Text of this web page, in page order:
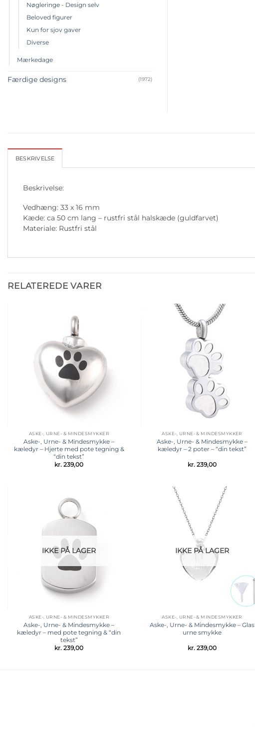
Nøgleringe - Design selv
Beloved figurer
Kun for sjov gaver
Diverse
Mærkedage
Færdige designs (1972)
BESKRIVELSE
Beskrivelse:
Vedhæng: 33 x 16 mm
Kæde: ca 50 cm lang – rustfri stål halskæde (guldfarvet)
Materiale: Rustfri stål
RELATEREDE VARER
ASKE-, URNE- & MINDESMYKKER
Aske-, Urne- & Mindesmykke –
kæledyr – Hjerte med pote tegning &
“din tekst”
kr. 239,00
ASKE-, URNE- & MINDESMYKKER
Aske-, Urne- & Mindesmykke –
kæledyr – 2 poter – “din tekst”
kr. 239,00
IKKE PÅ LAGER
ASKE-, URNE- & MINDESMYKKER
Aske-, Urne- & Mindesmykke –
kæledyr – med pote tegning & “din
tekst”
kr. 239,00
IKKE PÅ LAGER
ASKE-, URNE- & MINDESMYKKER
Aske-, Urne- & Mindesmykke – Glas
urne smykke
kr. 239,00